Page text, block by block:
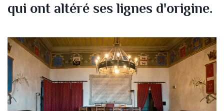
qui ont altéré ses lignes d'origine.